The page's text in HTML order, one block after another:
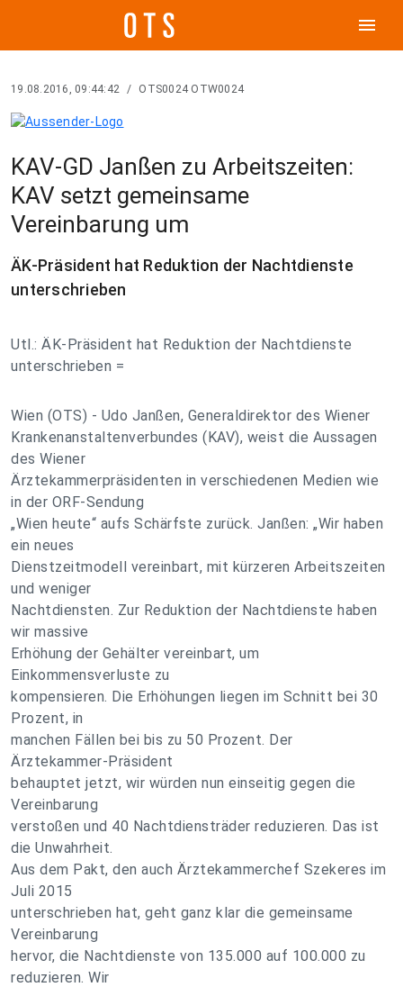
menu
19.08.2016, 09:44:42 / OTS0024 OTW0024
KAV-GD Janßen zu Arbeitszeiten:
KAV setzt gemeinsame
Vereinbarung um
ÄK-Präsident hat Reduktion der Nachtdienste
unterschrieben
Utl.: ÄK-Präsident hat Reduktion der Nachtdienste
unterschrieben =
Wien (OTS) - Udo Janßen, Generaldirektor des Wiener
Krankenanstaltenverbundes (KAV), weist die Aussagen
des Wiener
Ärztekammerpräsidenten in verschiedenen Medien wie
in der ORF-Sendung
„Wien heute“ aufs Schärfste zurück. Janßen: „Wir haben
ein neues
Dienstzeitmodell vereinbart, mit kürzeren Arbeitszeiten
und weniger
Nachtdiensten. Zur Reduktion der Nachtdienste haben
wir massive
Erhöhung der Gehälter vereinbart, um
Einkommensverluste zu
kompensieren. Die Erhöhungen liegen im Schnitt bei 30
Prozent, in
manchen Fällen bei bis zu 50 Prozent. Der
Ärztekammer-Präsident
behauptet jetzt, wir würden nun einseitig gegen die
Vereinbarung
verstoßen und 40 Nachtdiensträder reduzieren. Das ist
die Unwahrheit.
Aus dem Pakt, den auch Ärztekammerchef Szekeres im
Juli 2015
unterschrieben hat, geht ganz klar die gemeinsame
Vereinbarung
hervor, die Nachtdienste von 135.000 auf 100.000 zu
reduzieren. Wir